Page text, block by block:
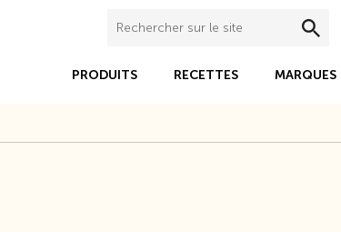
PRODUITS RECETTES MARQUES